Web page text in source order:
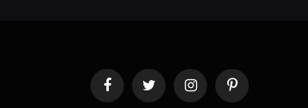
FacebookTwitter InstagramPinterest